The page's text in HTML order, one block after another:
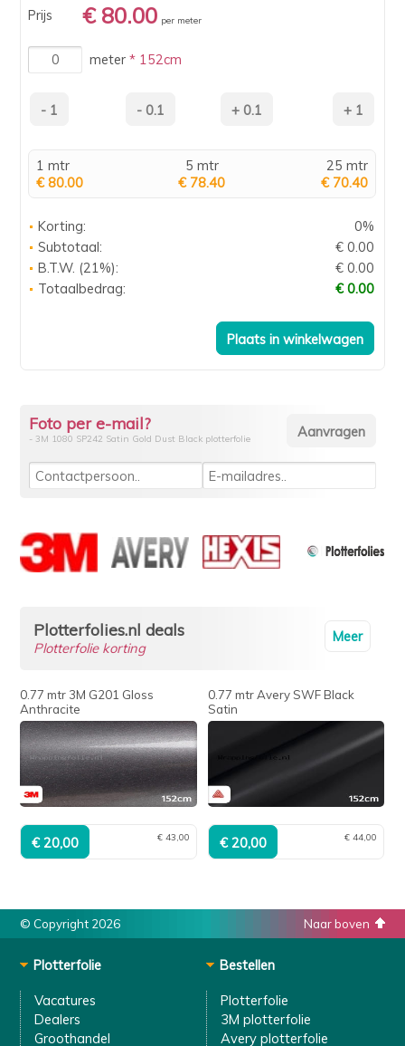
Prijs € 80.00 per meter
meter* 152cm
1 mtr
€ 80.00
5 mtr
€ 78.40
25 mtr
€ 70.40
Korting:
0%
Subtotaal:
€ 0.00
B.T.W. (21%):
€ 0.00
Totaalbedrag:
€ 0.00
Foto per e-mail?
- 3M 1080 SP242 Satin Gold Dust Black plotterfolie
Meer
Plotterfolies.nl deals
Plotterfolie korting
0.77 mtr 3M G201 Gloss
Anthracite
€ 43,00
0.77 mtr Avery SWF Black
Satin
€ 44,00
Naar boven
© Copyright 2026
Plotterfolie
Vacatures
Dealers
Groothandel
Bestellen
Plotterfolie
3M plotterfolie
Avery plotterfolie